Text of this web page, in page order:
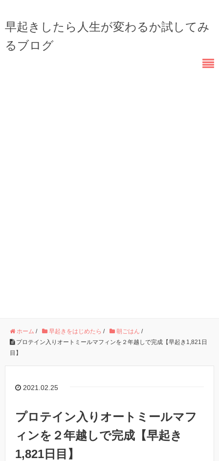
早起きしたら人生が変わるか試してみ
るブログ
ホーム / 早起きをはじめたら / 朝ごはん /
プロテイン入りオートミールマフィンを２年越しで完成【早起き1,821日
目】
2021.02.25
プロテイン入りオートミールマフ
ィンを２年越しで完成【早起き
1,821日目】